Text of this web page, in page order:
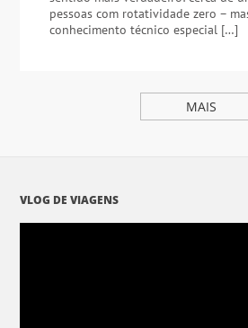
pessoas com rotatividade zero –
conhecimento técnico especial […]
MAIS
VLOG DE VIAGENS